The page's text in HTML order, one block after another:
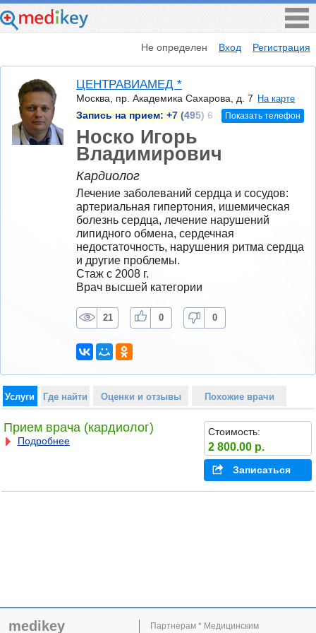
Не определен Вход Регистрация
ЦЕНТРАВИАМЕД *
Москва, пр. Академика Сахарова, д. 7 На карте
Запись на прием: +7 (495) 6 Показать телефон
Носко Игорь
Владимирович
Кардиолог
Лечение заболеваний сердца и сосудов:
артериальная гипертония, ишемическая
болезнь сердца, лечение нарушений
липидного обмена, сердечная
недостаточность, нарушения ритма сердца
и другие проблемы.
Стаж с 2008 г.
Врач высшей категории
21 0 0
Услуги Где найти Оценки и отзывы Похожие врачи
Прием врача (кардиолог)
Подробнее
Стоимость:
2 800.00 р.
Записаться
medikey
Партнерам * Медицинским